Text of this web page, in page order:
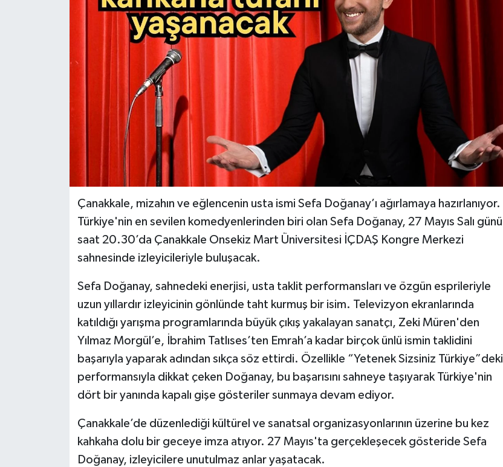
Çanakkale, mizahın ve eğlencenin usta ismi Sefa Doğanay’ı ağırlamaya hazırlanıyor.
Türkiye'nin en sevilen komedyenlerinden biri olan Sefa Doğanay, 27 Mayıs Salı günü
saat 20.30’da Çanakkale Onsekiz Mart Üniversitesi İÇDAŞ Kongre Merkezi
sahnesinde izleyicileriyle buluşacak.
Sefa Doğanay, sahnedeki enerjisi, usta taklit performansları ve özgün esprileriyle
uzun yıllardır izleyicinin gönlünde taht kurmuş bir isim. Televizyon ekranlarında
katıldığı yarışma programlarında büyük çıkış yakalayan sanatçı, Zeki Müren'den
Yılmaz Morgül’e, İbrahim Tatlıses’ten Emrah’a kadar birçok ünlü ismin taklidini
başarıyla yaparak adından sıkça söz ettirdi. Özellikle “Yetenek Sizsiniz Türkiye”deki
performansıyla dikkat çeken Doğanay, bu başarısını sahneye taşıyarak Türkiye'nin
dört bir yanında kapalı gişe gösteriler sunmaya devam ediyor.
Çanakkale’de düzenlediği kültürel ve sanatsal organizasyonlarının üzerine bu kez
kahkaha dolu bir geceye imza atıyor. 27 Mayıs'ta gerçekleşecek gösteride Sefa
Doğanay, izleyicilere unutulmaz anlar yaşatacak.